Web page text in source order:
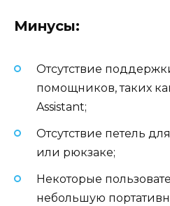
Минусы:
Отсутствие
помощников, таких
Assistant;
Отсутствие петель
или рюкзаке;
Некоторые
небольшую